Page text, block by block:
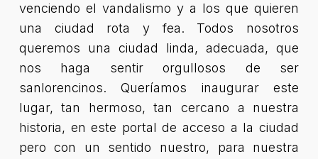
venciendo el vandalismo y a los que quieren
una ciudad rota y fea. Todos nosotros
queremos una ciudad linda, adecuada, que
nos haga sentir orgullosos de ser
sanlorencinos. Queríamos inaugurar este
lugar, tan hermoso, tan cercano a nuestra
historia, en este portal de acceso a la ciudad
pero con un sentido nuestro, para nuestra